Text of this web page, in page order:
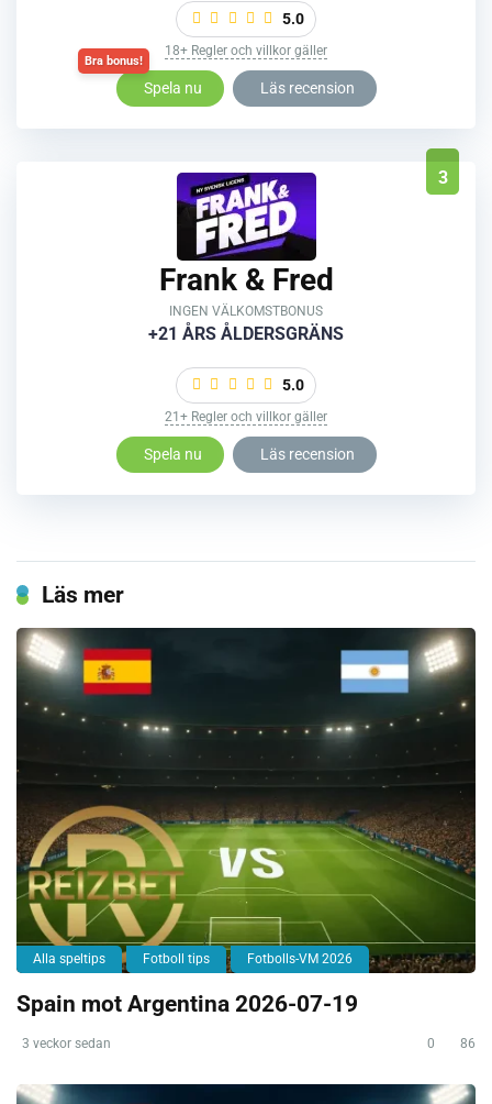
5.0
18+ Regler och villkor gäller
Spela nu Läs recension
3
Frank & Fred
INGEN VÄLKOMSTBONUS
+21 ÅRS ÅLDERSGRÄNS
5.0
21+ Regler och villkor gäller
Spela nu Läs recension
Läs mer
Alla speltips Fotboll tips Fotbolls-VM 2026
Spain mot Argentina 2026-07-19
3 veckor sedan 0 86